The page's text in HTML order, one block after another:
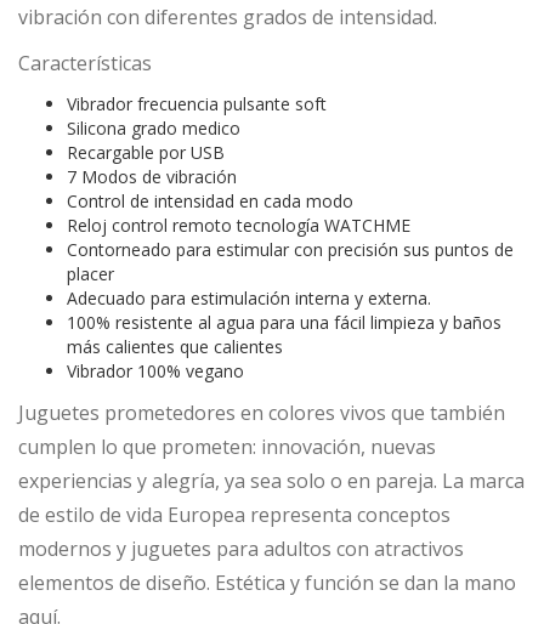
vibración con diferentes grados de intensidad.
Características
Vibrador frecuencia pulsante soft
Silicona grado medico
Recargable por USB
7 Modos de vibración
Control de intensidad en cada modo
Reloj control remoto tecnología WATCHME
Contorneado para estimular con precisión sus puntos de
placer
Adecuado para estimulación interna y externa.
100% resistente al agua para una fácil limpieza y baños
más calientes que calientes
Vibrador 100% vegano
Juguetes prometedores en colores vivos que también
cumplen lo que prometen: innovación, nuevas
experiencias y alegría, ya sea solo o en pareja. La marca
de estilo de vida Europea representa conceptos
modernos y juguetes para adultos con atractivos
elementos de diseño. Estética y función se dan la mano
aquí.